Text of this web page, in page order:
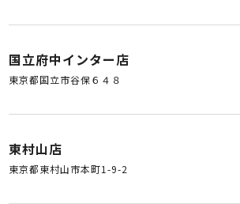
国立府中インター店
東京都国立市谷保６４８
東村山店
東京都東村山市本町1-9-2